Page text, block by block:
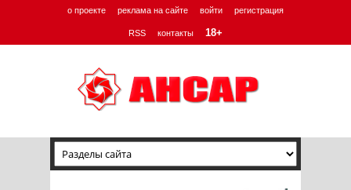
о проекте реклама на сайте войти регистрация
RSS контакты 18+